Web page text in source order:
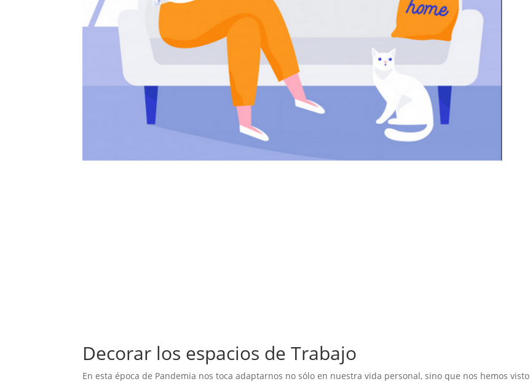
Decorar los espacios de Trabajo
En esta época de Pandemia nos toca adaptarnos no sólo en nuestra vida personal, sino que nos hemos visto